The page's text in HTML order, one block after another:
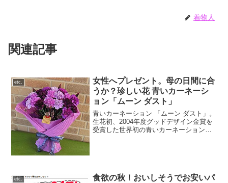
着物人
関連記事
etc.
女性へプレゼント。母の日間に合
うか？珍しい花 青いカーネーシ
ョン「ムーン ダスト」
青いカーネーション 「ムーン ダスト」。
生花初、2004年度グッドデザイン金賞を
受賞した世界初の青いカーネーション。
etc.
食欲の秋！おいしそうでお安いパ